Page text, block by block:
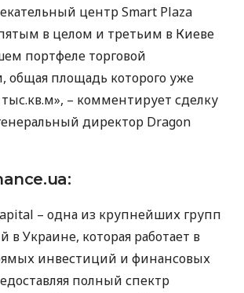
центр Smart Plaza
в целом и третьим в Киеве
портфеле торговой
общая площадь которого уже
– комментирует сделку
директор Dragon
– одна из крупнейших групп
в Украине, которая работает в
инвестиций и финансовых
полный спектр